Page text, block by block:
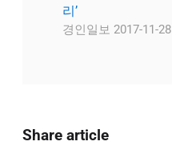
리’
경인일보 2017-11-28
Share article